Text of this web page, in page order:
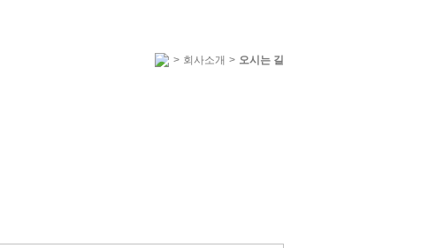
> 회사소개 > 오시는 길